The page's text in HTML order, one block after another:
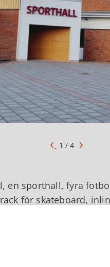
1 / 4
en sporthall, fyra
för skateboard,
under